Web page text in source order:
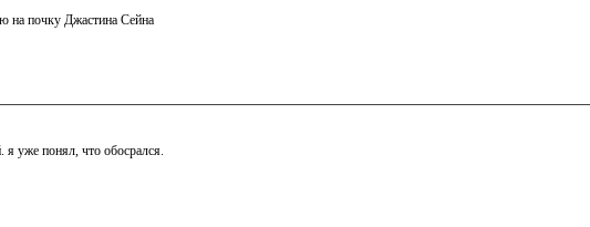
на почку Джастина Сейна
я уже понял, что обосрался.